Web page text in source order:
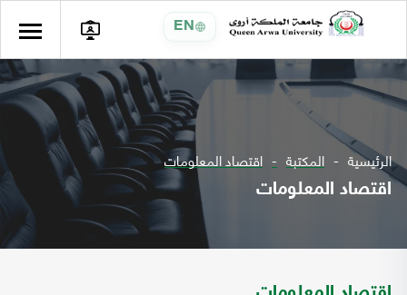
EN
الرئيسية المكتبة اقتصاد المعلومات
اقتصاد المعلومات